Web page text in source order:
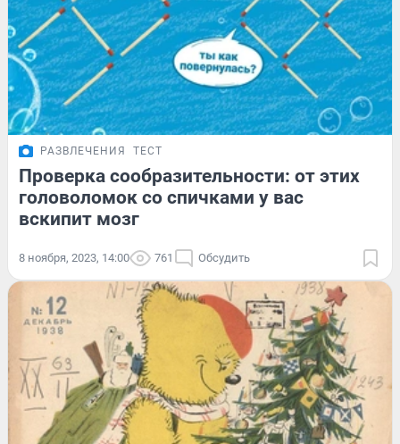
РАЗВЛЕЧЕНИЯ ТЕСТ
Проверка сообразительности: от этих
головоломок со спичками у вас
вскипит мозг
8 ноября, 2023, 14:00 761 Обсудить